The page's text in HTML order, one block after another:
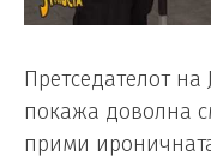
Претседателот на
покажа доволна
прими